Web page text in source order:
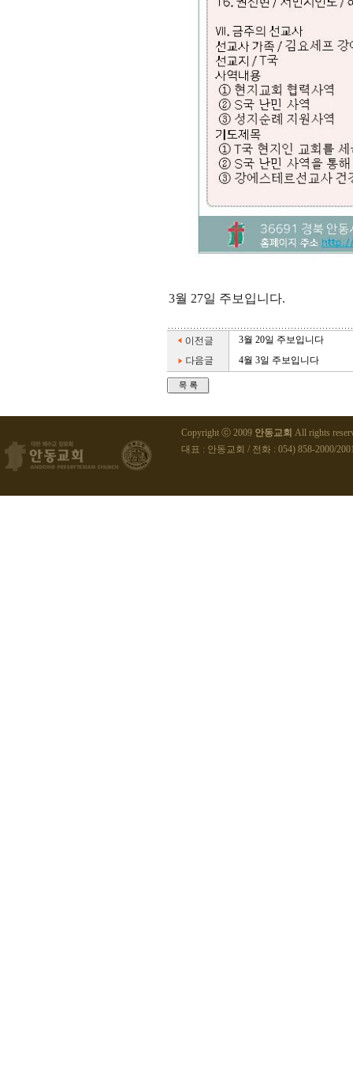
3월 27일 주보입니다.
3월 20일 주보입니다
4월 3일 주보입니다
Copyright ⓒ 2009 안동교회 All rights
대표 : 안동교회 / 전화 : 054) 858-2000/